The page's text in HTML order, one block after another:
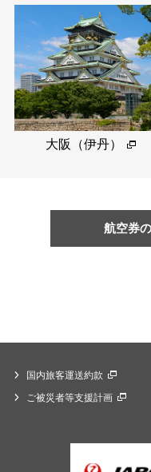
大阪（伊丹）
航空券
国内旅客運送約款
ご被災者等支援計画